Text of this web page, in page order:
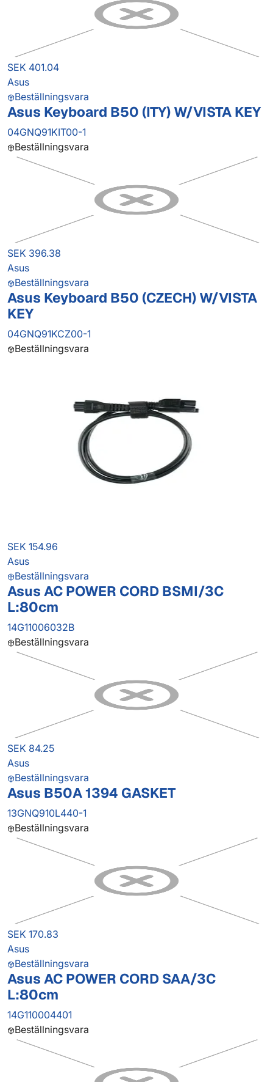
SEK 401.04
Asus
Beställningsvara
Asus Keyboard B50 (ITY) W/VISTA KEY
04GNQ91KIT00-1
Beställningsvara
SEK 396.38
Asus
Beställningsvara
Asus Keyboard B50 (CZECH) W/VISTA
KEY
04GNQ91KCZ00-1
Beställningsvara
SEK 154.96
Asus
Beställningsvara
Asus AC POWER CORD BSMI/3C
L:80cm
14G11006032B
Beställningsvara
SEK 84.25
Asus
Beställningsvara
Asus B50A 1394 GASKET
13GNQ910L440-1
Beställningsvara
SEK 170.83
Asus
Beställningsvara
Asus AC POWER CORD SAA/3C
L:80cm
14G110004401
Beställningsvara